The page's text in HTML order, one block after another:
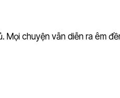
Mọi chuyện vẫn diễn ra êm